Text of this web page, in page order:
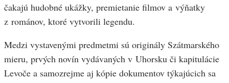
čakajú hudobné ukážky, premietanie filmov a výňatky
z románov, ktoré vytvorili legendu.
Medzi vystavenými predmetmi sú originály Szátmarského
mieru, prvých novín vydávaných v Uhorsku či kapitulácie
Levoče a samozrejme aj kópie dokumentov týkajúcich sa